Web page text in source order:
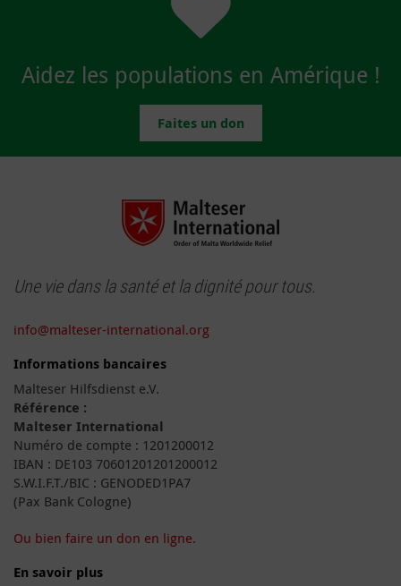
Aidez les populations en Amérique !
Faites un don
Une vie dans la santé et la dignité pour tous.
info@malteser-international.org
Informations bancaires
Malteser Hilfsdienst e.V.
Référence :
Malteser International
Numéro de compte : 1201200012
IBAN : DE103 70601201201200012
S.W.I.F.T./BIC : GENODED1PA7
(Pax Bank Cologne)
Ou bien faire un don en ligne.
En savoir plus